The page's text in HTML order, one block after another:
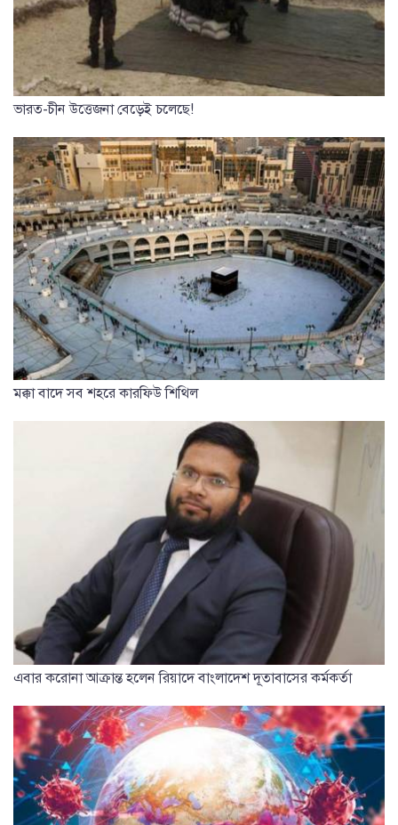
ভারত-চীন উত্তেজনা বেড়েই চলেছে!
মক্কা বাদে সব শহরে কারফিউ শিথিল
এবার করোনা আক্রান্ত হলেন রিয়াদে বাংলাদেশ দূতাবাসের কর্মকর্তা